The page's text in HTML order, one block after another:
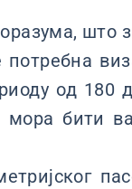
што
потребна
од 180
мора бити